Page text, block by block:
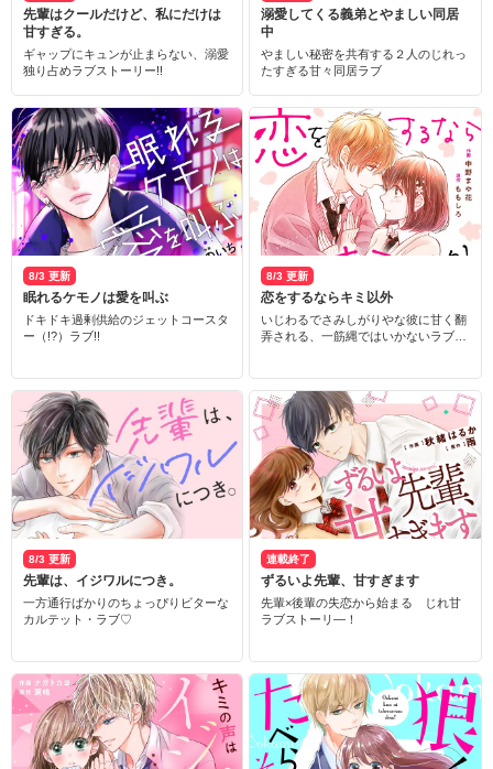
先輩はクールだけど、私にだけは
甘すぎる。
ギャップにキュンが止まらない、溺愛
独り占めラブストーリー!!
溺愛してくる義弟とやましい同居
中
やましい秘密を共有する２人のじれっ
たすぎる甘々同居ラブ
8/3 更新
眠れるケモノは愛を叫ぶ
ドキドキ過剰供給のジェットコースタ
ー（!?）ラブ!!
8/3 更新
恋をするならキミ以外
いじわるでさみしがりやな彼に甘く翻
弄される、一筋縄ではいかないラブス
8/3 更新
先輩は、イジワルにつき。
一方通行ばかりのちょっぴりビターな
カルテット・ラブ♡
連載終了
ずるいよ先輩、甘すぎます
先輩×後輩の失恋から始まる じれ甘
ラブストーリ―！